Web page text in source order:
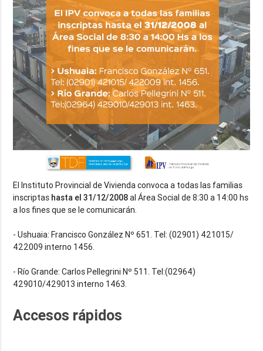
El Instituto Provincial de Vivienda convoca a todas las familias
inscriptas hasta el 31/12/2008al Área Social de 8:30 a 14:00 hs
a los fines que se le comunicarán.
- Ushuaia: Francisco González Nº 651. Tel: (02901) 421015/
422009 interno 1456.
- Río Grande: Carlos Pellegrini Nº 511. Tel:(02964)
429010/429013 interno 1463.
Accesos rápidos